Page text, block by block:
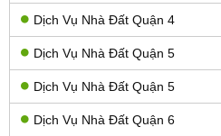
Dịch Vụ Nhà Đất Quận 4
Dịch Vụ Nhà Đất Quận 5
Dịch Vụ Nhà Đất Quận 5
Dịch Vụ Nhà Đất Quận 6